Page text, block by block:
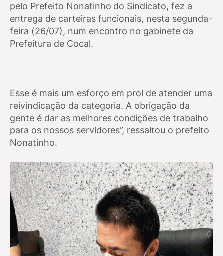
pelo Prefeito Nonatinho do Sindicato, fez a
entrega de carteiras funcionais, nesta segunda-
feira (26/07), num encontro no gabinete da
Prefeitura de Cocal.
Esse é mais um esforço em prol de atender uma
reivindicação da categoria. A obrigação da
gente é dar as melhores condições de trabalho
para os nossos servidores”, ressaltou o prefeito
Nonatinho.